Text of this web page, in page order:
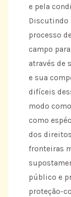
e pela
Discutindo
processo
campo
através de
e sua
difíceis
modo
como
dos
fronteiras
público e
proteção-